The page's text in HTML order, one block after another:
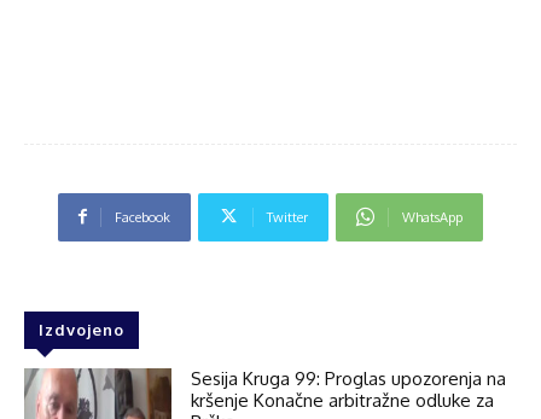
Facebook Twitter WhatsApp
Izdvojeno
Sesija Kruga 99: Proglas upozorenja na
kršenje Konačne arbitražne odluke za